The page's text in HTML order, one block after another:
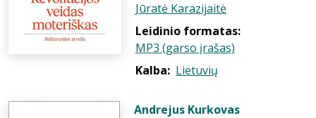
Jūratė Karazijaitė
Leidinio formatas:
MP3 (garso įrašas)
Kalba: Lietuvių
Andrejus Kurkovas